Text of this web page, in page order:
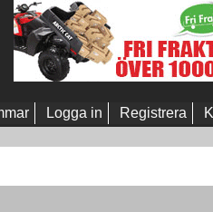
Logga in Registrera